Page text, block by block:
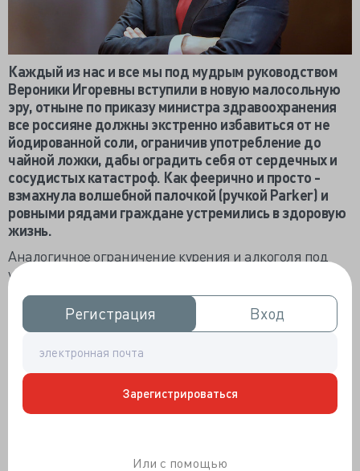
Регистрация
Регистрация Вход
Вход
Зарегистрироваться
Или с помощью
Каждый из нас и все мы под мудрым руководством
Вероники Игоревны вступили в новую малосольную
эру, отныне по приказу министра здравоохранения
все россияне должны экстренно избавиться от не
йодированной соли, ограничив употребление до
чайной ложки, дабы оградить себя от сердечных и
сосудистых катастроф. Как феерично и просто -
взмахнула волшебной палочкой (ручкой Parker) и
ровными рядами граждане устремились в здоровую
жизнь.
Аналогичное ограничение курения и алкоголя под
управлением Минздрава уже отозвалось
повышением расчётной, не реальной,
продолжительности жизни. Конечно, давно надо
было объявить малосольность - российский 11-
но торжественность момента перехода на 5 грамм не
изменит индивидуальные кулинарные пристрастия,
потому как соотечественники про вредности соли
узнали задолго до известия от министра.
Скворцовой публичность перехода необходима для